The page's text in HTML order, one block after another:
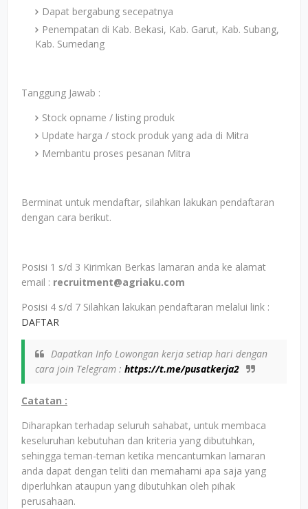
Dapat bergabung secepatnya
Penempatan di Kab. Bekasi, Kab. Garut, Kab. Subang,
Kab. Sumedang
Tanggung Jawab :
Stock opname / listing produk
Update harga / stock produk yang ada di Mitra
Membantu proses pesanan Mitra
Berminat untuk mendaftar, silahkan lakukan pendaftaran
dengan cara berikut.
Posisi 1 s/d 3 Kirimkan Berkas lamaran anda ke alamat
email : recruitment@agriaku.com
Posisi 4 s/d 7 Silahkan lakukan pendaftaran melalui link :
DAFTAR
Dapatkan Info Lowongan kerja setiap hari dengan
cara join Telegram : https://t.me/pusatkerja2
Catatan :
Diharapkan terhadap seluruh sahabat, untuk membaca
keseluruhan kebutuhan dan kriteria yang dibutuhkan,
sehingga teman-teman ketika mencantumkan lamaran
anda dapat dengan teliti dan memahami apa saja yang
diperluhkan ataupun yang dibutuhkan oleh pihak
perusahaan.